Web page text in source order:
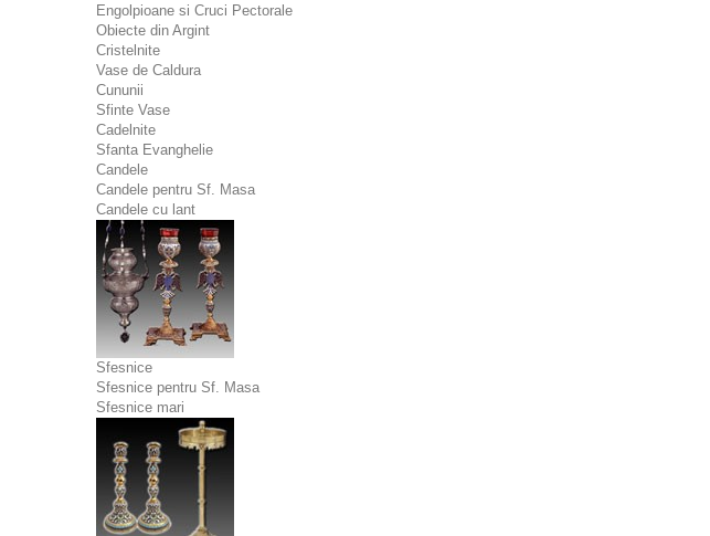
Engolpioane si Cruci Pectorale
Obiecte din Argint
Cristelnite
Vase de Caldura
Cununii
Sfinte Vase
Cadelnite
Sfanta Evanghelie
Candele
Candele pentru Sf. Masa
Candele cu lant
Sfesnice
Sfesnice pentru Sf. Masa
Sfesnice mari